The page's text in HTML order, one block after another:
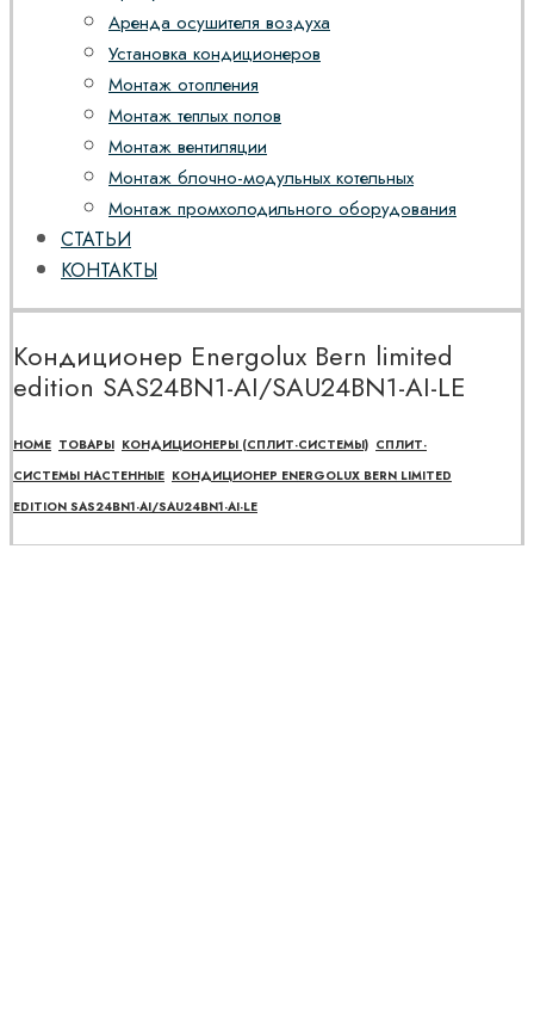
Аренда осушителя воздуха
Установка кондиционеров
Монтаж отопления
Монтаж теплых полов
Монтаж вентиляции
Монтаж блочно-модульных котельных
Монтаж промхолодильного оборудования
СТАТЬИ
КОНТАКТЫ
Кондиционер Energolux Bern limited
edition SAS24BN1-AI/SAU24BN1-AI-LE
HOME ТОВАРЫ КОНДИЦИОНЕРЫ (СПЛИТ-СИСТЕМЫ) СПЛИТ-
СИСТЕМЫ НАСТЕННЫЕ КОНДИЦИОНЕР ENERGOLUX BERN LIMITED
EDITION SAS24BN1-AI/SAU24BN1-AI-LE